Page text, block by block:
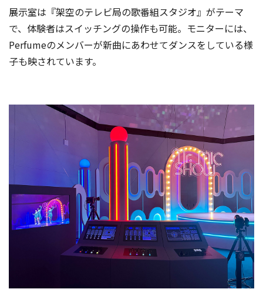
展示室は『架空のテレビ局の歌番組スタジオ』がテーマ
で、体験者はスイッチングの操作も可能。モニターには、
Perfumeのメンバーが新曲にあわせてダンスをしている様
子も映されています。